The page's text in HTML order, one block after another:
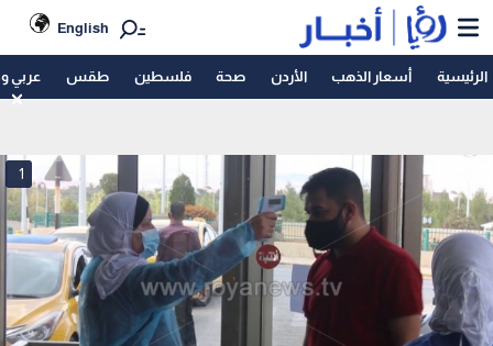
English
الرئيسية أسعار الذهب الأردن صحة فلسطين طقس عربي
1